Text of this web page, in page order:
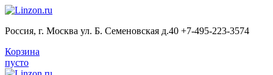
Россия, г. Москва ул. Б. Семеновская д.40 +7-495-223-3574
Корзина
пусто